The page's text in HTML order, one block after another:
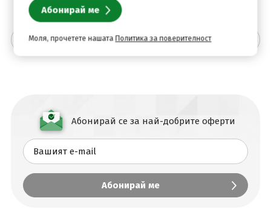
Описание
Абонирай се за най-добрите оферти
Моля, прочетете нашата Политика за поверителност